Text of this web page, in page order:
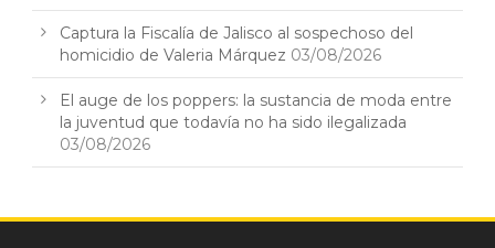
Captura la Fiscalía de Jalisco al sospechoso del
homicidio de Valeria Márquez 03/08/2026
El auge de los poppers: la sustancia de moda entre
la juventud que todavía no ha sido ilegalizada
03/08/2026